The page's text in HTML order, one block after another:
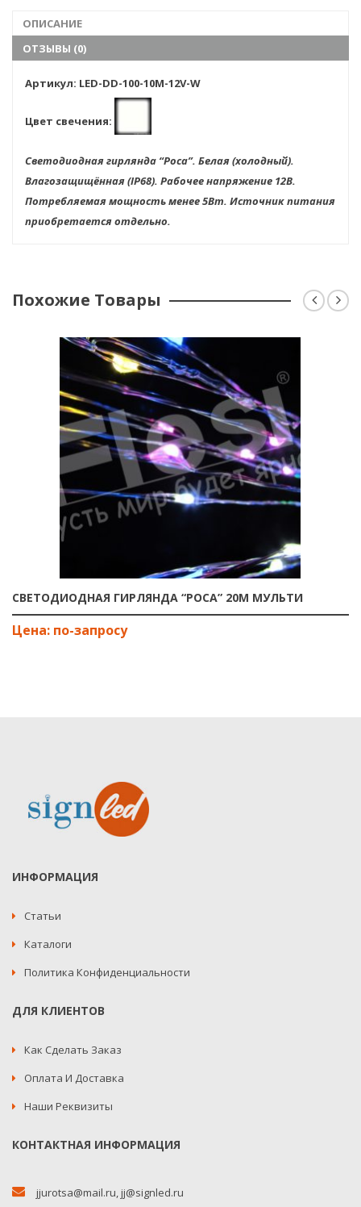
ОПИСАНИЕ
ОТЗЫВЫ (0)
Артикул: LED-DD-100-10M-12V-W
Цвет свечения:
Светодиодная гирлянда “Роса”. Белая (холодный).
Влагозащищённая (IP68). Рабочее напряжение 12В.
Потребляемая мощность менее 5Вт. Источник питания
приобретается отдельно.
Похожие Товары
СВЕТОДИОДНАЯ ГИРЛЯНДА “РОСА” 20М МУЛЬТИ
ИНФОРМАЦИЯ
Статьи
Каталоги
Политика Конфиденциальности
ДЛЯ КЛИЕНТОВ
Как Сделать Заказ
Оплата И Доставка
Наши Реквизиты
КОНТАКТНАЯ ИНФОРМАЦИЯ
jjurotsa@mail.ru,jj@signled.ru